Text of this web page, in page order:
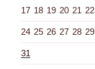
17 18 19 20 21 22
24 25 26 27 28 29
31